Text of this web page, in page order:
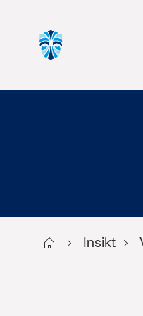
Start Insikt